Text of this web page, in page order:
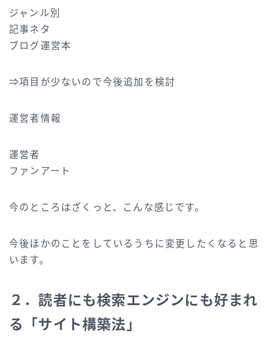
ジャンル別
記事ネタ
ブログ運営本
⇒項目が少ないので今後追加を検討
運営者情報
運営者
ファンアート
今のところはざくっと、こんな感じです。
今後ほかのことをしているうちに変更したくなると思
います。
２．読者にも検索エンジンにも好まれ
る「サイト構築法」